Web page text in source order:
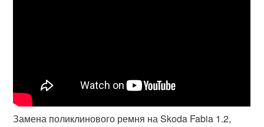
Замена поликлинового ремня на Skoda Fabia 1.2,